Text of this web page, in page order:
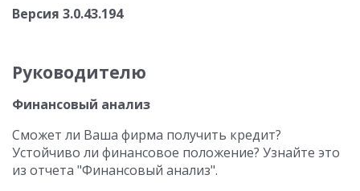
Версия 3.0.43.194
Руководителю
Финансовый анализ
Сможет ли Ваша фирма получить кредит?
Устойчиво ли финансовое положение? Узнайте это
из отчета "Финансовый анализ".